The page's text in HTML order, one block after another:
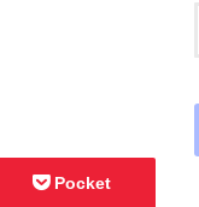
Pocket